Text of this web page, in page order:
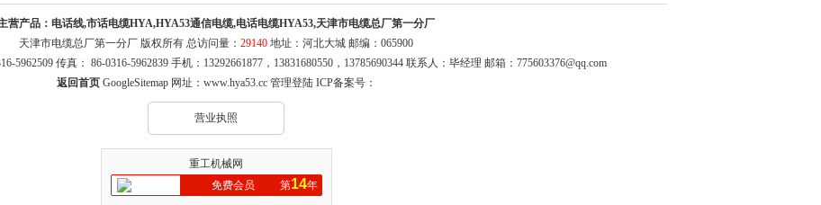
营产品： 电话线,市话电缆HYA,HYA53通信电缆,电话电缆HYA53,天津市电缆总厂第一分厂
天津市电缆总厂第一分厂 版权所有 总访问量： 29140 地址：河北大城 邮编：065900
5962509 传真： 86-0316-5962839 手机：13292661877，13831680550，13785690344 联系人：毕经理 邮箱： 775603376@qq.com
返回首页 GoogleSitemap网址： www.hya53.cc 管理登陆ICP备案号：
营业执照
重工机械网
免费会员
第14年